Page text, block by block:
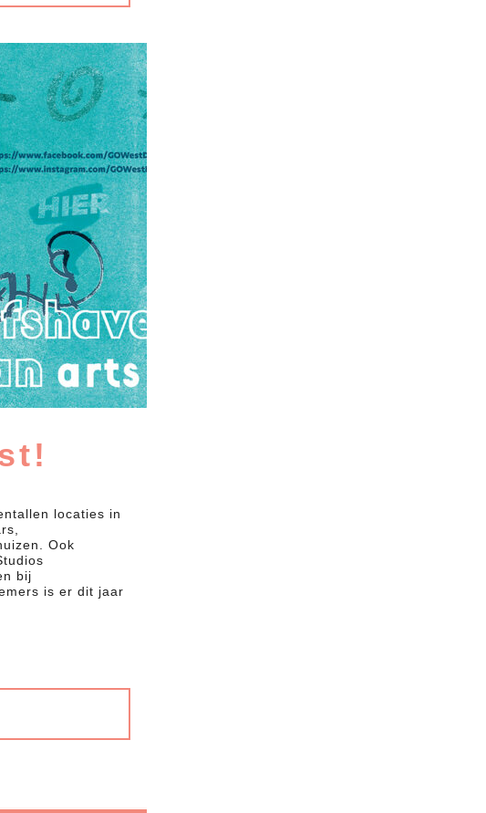
locaties in
Ook
bij
is er dit jaar